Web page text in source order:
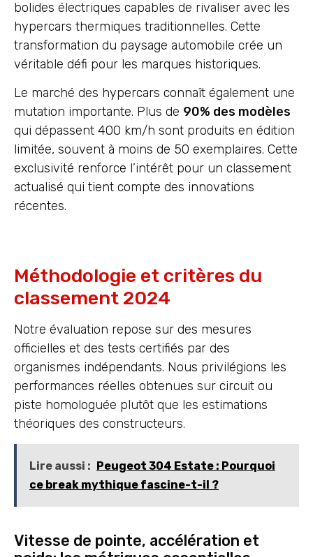
bolides électriques capables de rivaliser avec les
hypercars thermiques traditionnelles. Cette
transformation du paysage automobile crée un
véritable défi pour les marques historiques.
Le marché des hypercars connaît également une
mutation importante. Plus de 90% des modèles
qui dépassent 400 km/h sont produits en édition
limitée, souvent à moins de 50 exemplaires. Cette
exclusivité renforce l’intérêt pour un classement
actualisé qui tient compte des innovations
récentes.
Méthodologie et critères du
classement 2024
Notre évaluation repose sur des mesures
officielles et des tests certifiés par des
organismes indépendants. Nous privilégions les
performances réelles obtenues sur circuit ou
piste homologuée plutôt que les estimations
théoriques des constructeurs.
Lire aussi : Peugeot 304 Estate : Pourquoi
ce break mythique fascine-t-il ?
Vitesse de pointe, accélération et